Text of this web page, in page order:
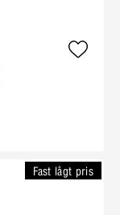
Fast lågt pris